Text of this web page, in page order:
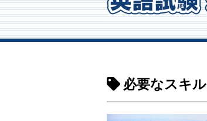
必要なスキル